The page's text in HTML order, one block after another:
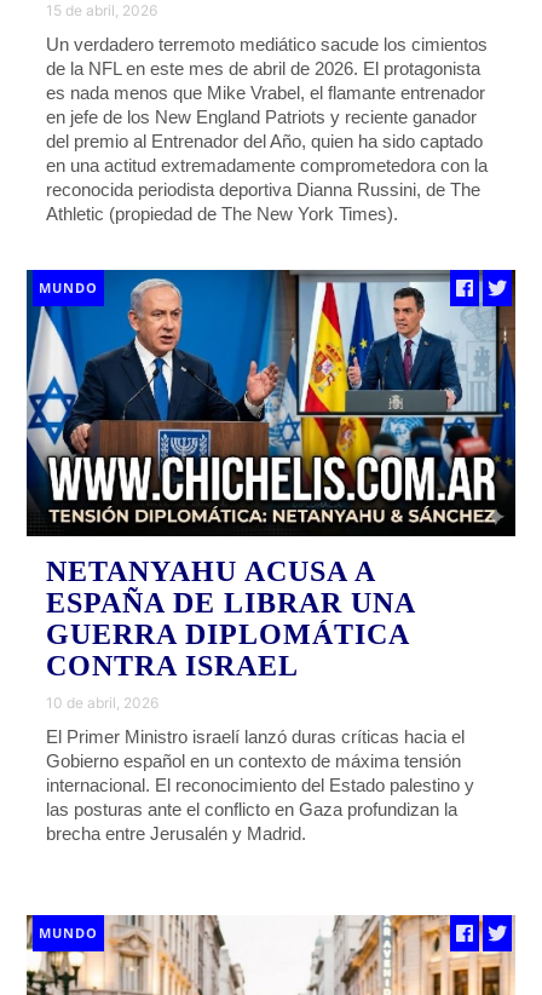
15 de abril, 2026
Un verdadero terremoto mediático sacude los cimientos
de la NFL en este mes de abril de 2026. El protagonista
es nada menos que Mike Vrabel, el flamante entrenador
en jefe de los New England Patriots y reciente ganador
del premio al Entrenador del Año, quien ha sido captado
en una actitud extremadamente comprometedora con la
reconocida periodista deportiva Dianna Russini, de The
Athletic (propiedad de The New York Times).
MUNDO
NETANYAHU ACUSA A
ESPAÑA DE LIBRAR UNA
GUERRA DIPLOMÁTICA
CONTRA ISRAEL
10 de abril, 2026
El Primer Ministro israelí lanzó duras críticas hacia el
Gobierno español en un contexto de máxima tensión
internacional. El reconocimiento del Estado palestino y
las posturas ante el conflicto en Gaza profundizan la
brecha entre Jerusalén y Madrid.
MUNDO